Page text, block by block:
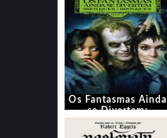
Os Fantasmas Ainda
se Divertem:
Beetlejuice
Beetlejuice